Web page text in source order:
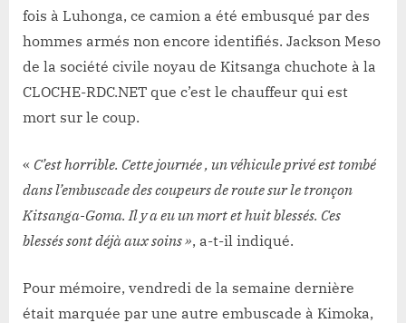
fois à Luhonga, ce camion a été embusqué par des
hommes armés non encore identifiés. Jackson Meso
de la société civile noyau de Kitsanga chuchote à la
CLOCHE-RDC.NET que c’est le chauffeur qui est
mort sur le coup.
« C’est horrible. Cette journée , un véhicule privé est tombé
dans l’embuscade des coupeurs de route sur le tronçon
Kitsanga-Goma. Il y a eu un mort et huit blessés. Ces
blessés sont déjà aux soins », a-t-il indiqué.
Pour mémoire, vendredi de la semaine dernière
était marquée par une autre embuscade à Kimoka,